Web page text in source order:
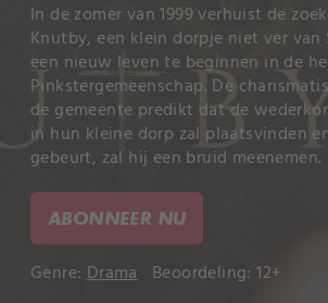
In de zomer van 1999 verhuist de
Knutby, een klein dorpje niet ver van
een nieuw leven te beginnen in de
Pinkstergemeenschap. De
de gemeente predikt dat de
in hun kleine dorp zal plaatsvinden
gebeurt, zal hij een bruid meenemen.
ABONNEER NU
Genre: Drama Beoordeling: 12+